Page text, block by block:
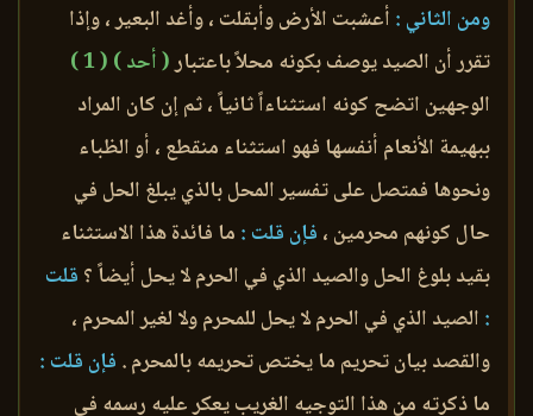
ومن الثاني : أعشبت الأرض وأبقلت ، وأغد البعير ، وإذا
تقرر أن الصيد يوصف بكونه محلاً باعتبار( أحد ) ( 1 )
الوجهين اتضح كونه استثناءاً ثانياً ، ثم إن كان المراد
ببهيمة الأنعام أنفسها فهو استثناء منقطع ، أو الظباء
ونحوها فمتصل على تفسير المحل بالذي يبلغ الحل في
حال كونهم محرمين ، فإن قلت : ما فائدة هذا الاستثناء
بقيد بلوغ الحل والصيد الذي في الحرم لا يحل أيضاً ؟ قلت
: الصيد الذي في الحرم لا يحل للمحرم ولا لغير المحرم ،
والقصد بيان تحريم ما يختص تحريمه بالمحرم . فإن قلت :
ما ذكرته من هذا التوجيه الغريب يعكر عليه رسمه في